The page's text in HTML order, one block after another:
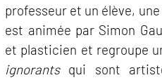
professeur et un élève,
est animée par Simon
et plasticien et regroupe
ignorantsqui sont